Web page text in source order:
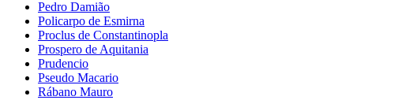
Pedro Damião
Policarpo de Esmirna
Proclus de Constantinopla
Prospero de Aquitania
Prudencio
Pseudo Macario
Rábano Mauro